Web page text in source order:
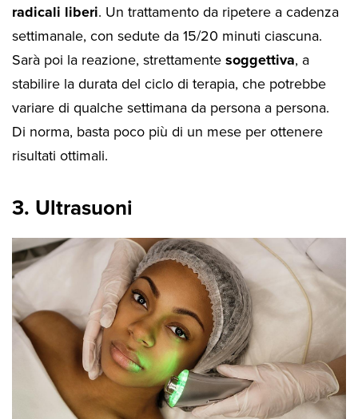
radicali liberi. Un trattamento da ripetere a cadenza
settimanale, con sedute da 15/20 minuti ciascuna.
Sarà poi la reazione, strettamentesoggettiva, a
stabilire la durata del ciclo di terapia, che potrebbe
variare di qualche settimana da persona a persona.
Di norma, basta poco più di un mese per ottenere
risultati ottimali.
3. Ultrasuoni